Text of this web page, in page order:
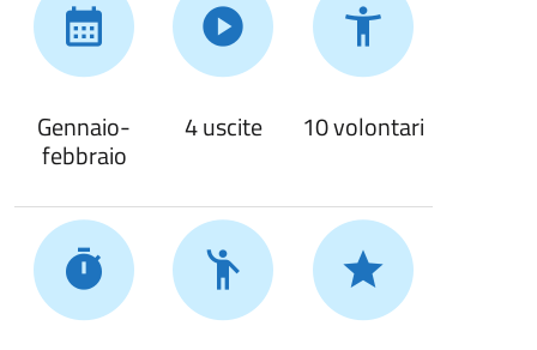
Gennaio-
febbraio
4 uscite 10 volontari